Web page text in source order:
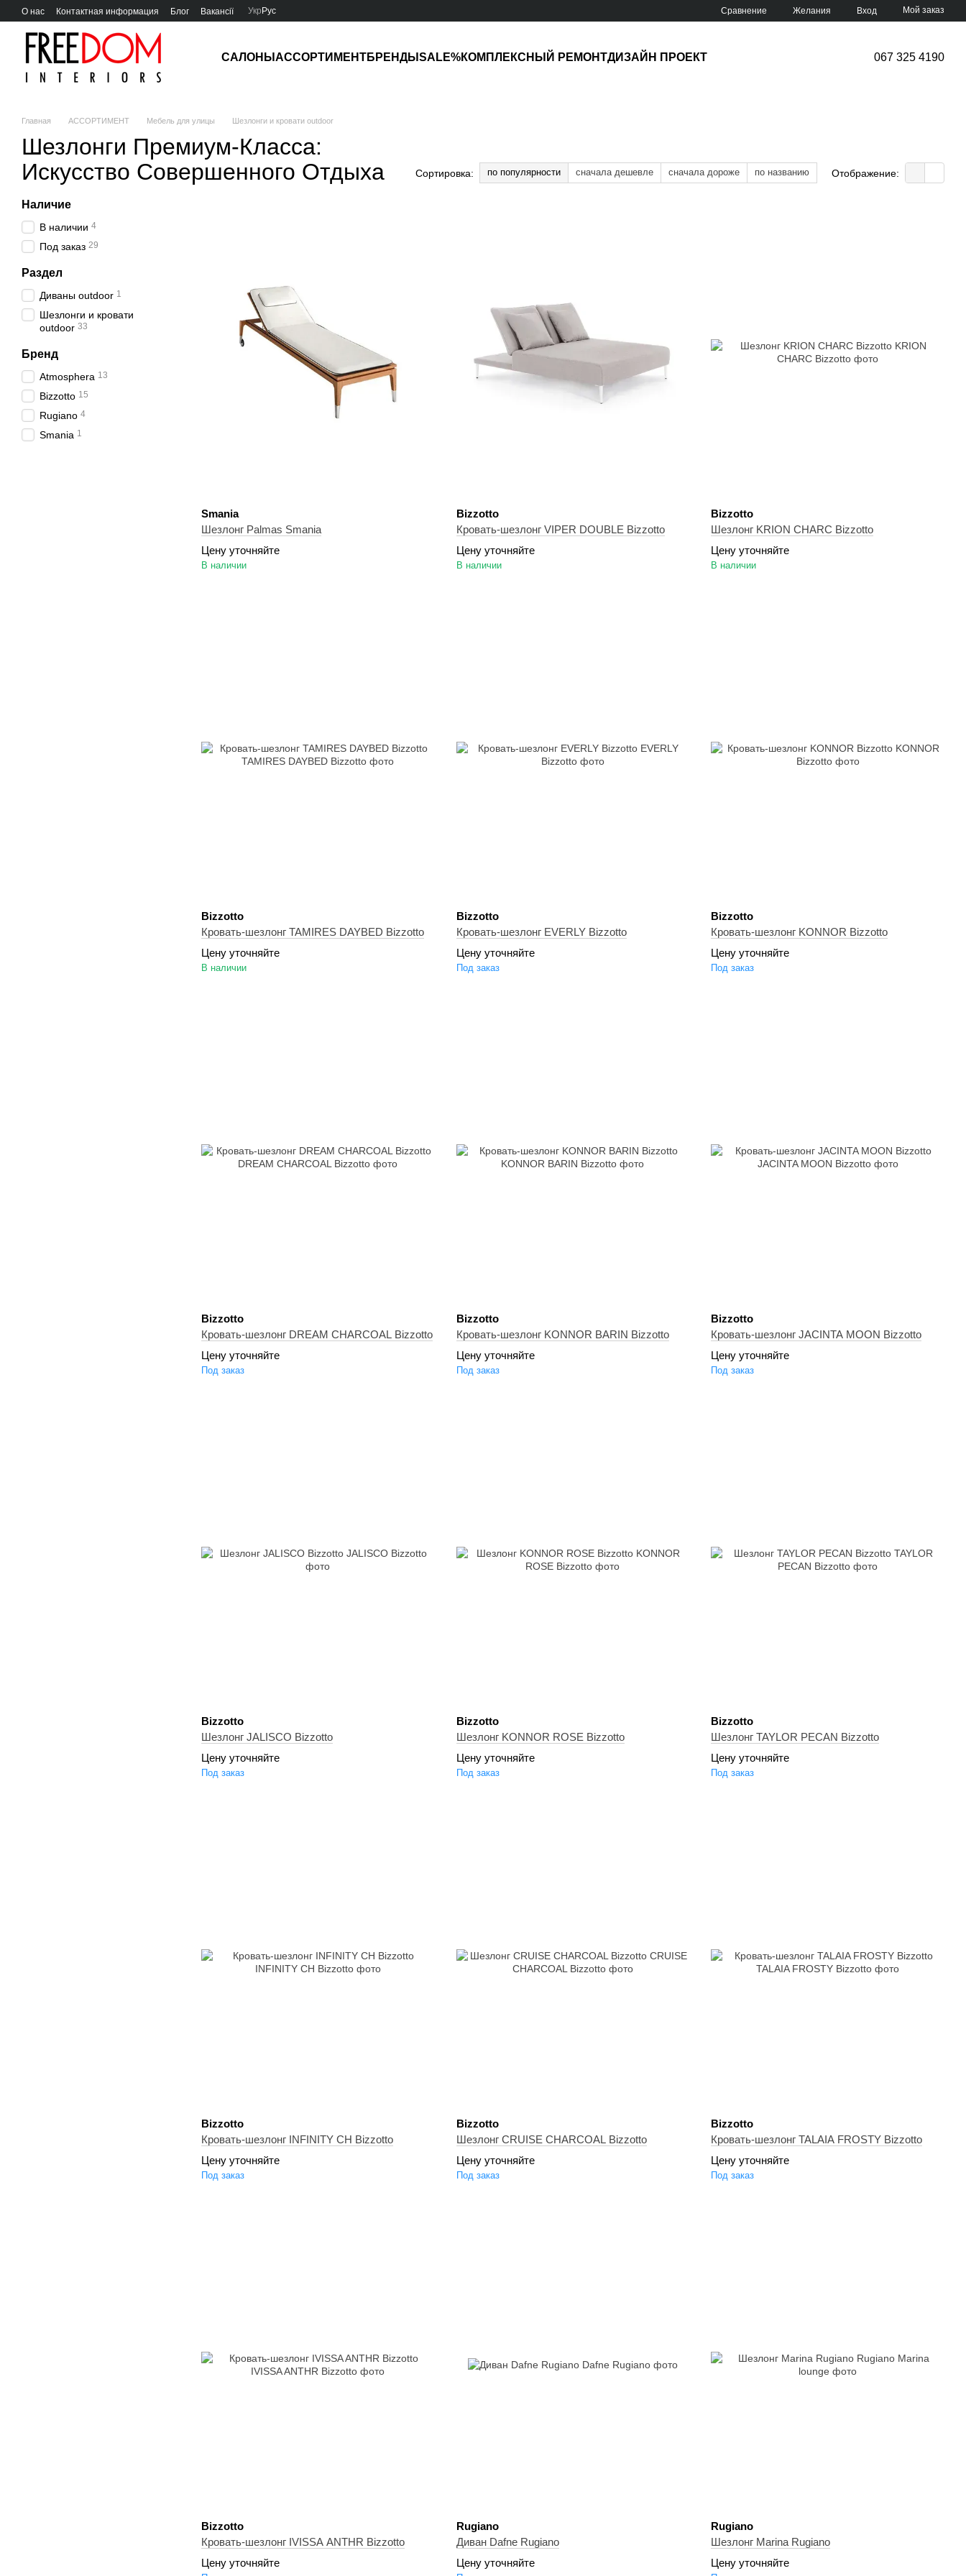
Перейти к основному контенту
О нас Контактная информация Блог Вакансії Укр Рус Сравнение Желания Вход Мой заказ
САЛОНЫ АССОРТИМЕНТБРЕНДЫ SALE%КОМПЛЕКСНЫЙ РЕМОНТДИЗАЙН ПРОЕКТ 067 325 4190
Главная АССОРТИМЕНТ Мебель для улицы Шезлонги и кровати outdoor
Шезлонги Премиум-Класса:
Искусство Совершенного Отдыха
Сортировка: по популярности сначала дешевле сначала дороже по названию Отображение:
Smania
Шезлонг Palmas Smania
Цену уточняйте
В наличии
Bizzotto
Кровать-шезлонг VIPER DOUBLE Bizzotto
Цену уточняйте
В наличии
Bizzotto
Шезлонг KRION CHARC Bizzotto
Цену уточняйте
В наличии
Bizzotto
Кровать-шезлонг TAMIRES DAYBED Bizzotto
Цену уточняйте
В наличии
Bizzotto
Кровать-шезлонг EVERLY Bizzotto
Цену уточняйте
Под заказ
Bizzotto
Кровать-шезлонг KONNOR Bizzotto
Цену уточняйте
Под заказ
Bizzotto
Кровать-шезлонг DREAM CHARCOAL Bizzotto
Цену уточняйте
Под заказ
Bizzotto
Кровать-шезлонг KONNOR BARIN Bizzotto
Цену уточняйте
Под заказ
Bizzotto
Кровать-шезлонг JACINTA MOON Bizzotto
Цену уточняйте
Под заказ
Bizzotto
Шезлонг JALISCO Bizzotto
Цену уточняйте
Под заказ
Bizzotto
Шезлонг KONNOR ROSE Bizzotto
Цену уточняйте
Под заказ
Bizzotto
Шезлонг TAYLOR PECAN Bizzotto
Цену уточняйте
Под заказ
Bizzotto
Кровать-шезлонг INFINITY CH Bizzotto
Цену уточняйте
Под заказ
Bizzotto
Шезлонг CRUISE CHARCOAL Bizzotto
Цену уточняйте
Под заказ
Bizzotto
Кровать-шезлонг TALAIA FROSTY Bizzotto
Цену уточняйте
Под заказ
Bizzotto
Кровать-шезлонг IVISSA ANTHR Bizzotto
Цену уточняйте
Rugiano
Диван Dafne Rugiano
Цену уточняйте
Rugiano
Шезлонг Marina Rugiano
Цену уточняйте
Наличие
В наличии 4
Под заказ 29
Раздел
Диваны outdoor 1
Шезлонги и кровати
outdoor 33
Бренд
Atmosphera 13
Bizzotto 15
Rugiano 4
Smania 1